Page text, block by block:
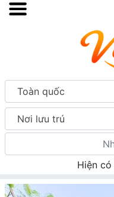
Toàn quốc
Nơi lưu trú
Hiện có